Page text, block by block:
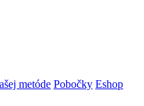
metóde Pobočky Eshop